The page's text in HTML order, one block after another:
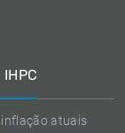
IHPC
inflação atuais